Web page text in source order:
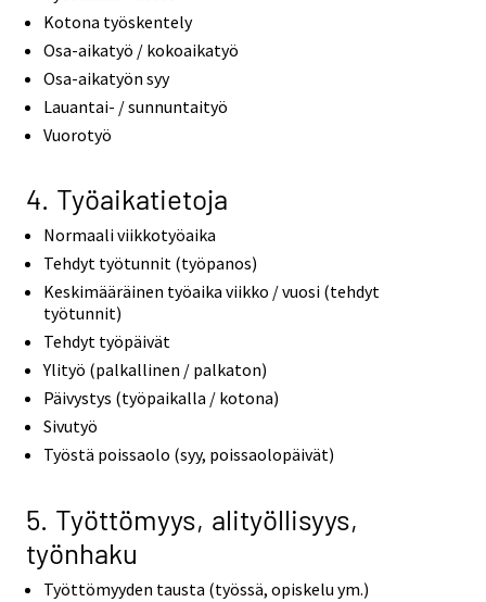
Kotona työskentely
Osa-aikatyö / kokoaikatyö
Osa-aikatyön syy
Lauantai- / sunnuntaityö
Vuorotyö
4. Työaikatietoja
Normaali viikkotyöaika
Tehdyt työtunnit (työpanos)
Keskimääräinen työaika viikko / vuosi (tehdyt
työtunnit)
Tehdyt työpäivät
Ylityö (palkallinen / palkaton)
Päivystys (työpaikalla / kotona)
Sivutyö
Työstä poissaolo (syy, poissaolopäivät)
5. Työttömyys, alityöllisyys,
työnhaku
Työttömyyden tausta (työssä, opiskelu ym.)